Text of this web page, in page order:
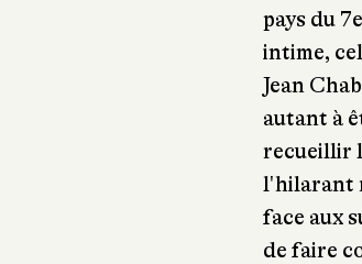
pays du
intime,
Jean
autant à
recueillir
l'hilarant
face aux
de faire